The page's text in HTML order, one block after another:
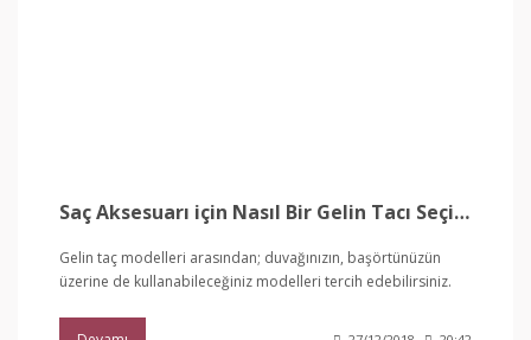
Saç Aksesuarı için Nasıl Bir Gelin Tacı Seçilmelidir?
Gelin taç modelleri arasından; duvağınızın, başörtünüzün
üzerine de kullanabileceğiniz modelleri tercih edebilirsiniz.